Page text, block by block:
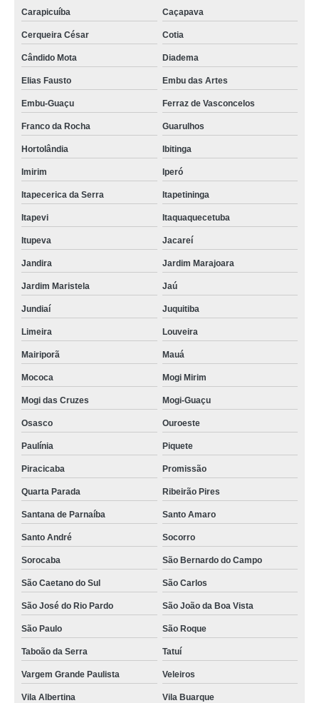
Carapicuíba Caçapava
Cerqueira César Cotia
Cândido Mota Diadema
Elias Fausto Embu das Artes
Embu-Guaçu Ferraz de Vasconcelos
Franco da Rocha Guarulhos
Hortolândia Ibitinga
Imirim Iperó
Itapecerica da Serra Itapetininga
Itapevi Itaquaquecetuba
Itupeva Jacareí
Jandira Jardim Marajoara
Jardim Maristela Jaú
Jundiaí Juquitiba
Limeira Louveira
Mairiporã Mauá
Mococa Mogi Mirim
Mogi das Cruzes Mogi-Guaçu
Osasco Ouroeste
Paulínia Piquete
Piracicaba Promissão
Quarta Parada Ribeirão Pires
Santana de Parnaíba Santo Amaro
Santo André Socorro
Sorocaba São Bernardo do Campo
São Caetano do Sul São Carlos
São José do Rio Pardo São João da Boa Vista
São Paulo São Roque
Taboão da Serra Tatuí
Vargem Grande Paulista Veleiros
Vila Albertina Vila Buarque